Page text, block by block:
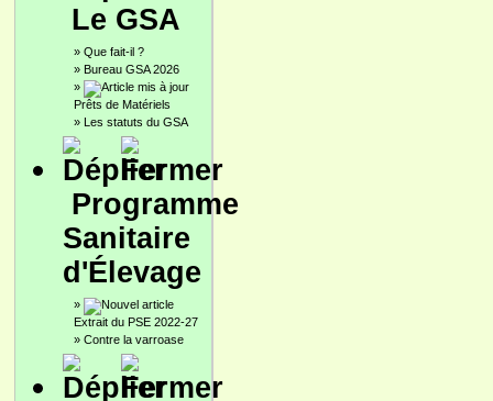
Le GSA
» Que fait-il ?
» Bureau GSA 2026
»
Prêts de Matériels
» Les statuts du GSA
Programme
Sanitaire
d'Élevage
»
Extrait du PSE 2022-27
» Contre la varroase